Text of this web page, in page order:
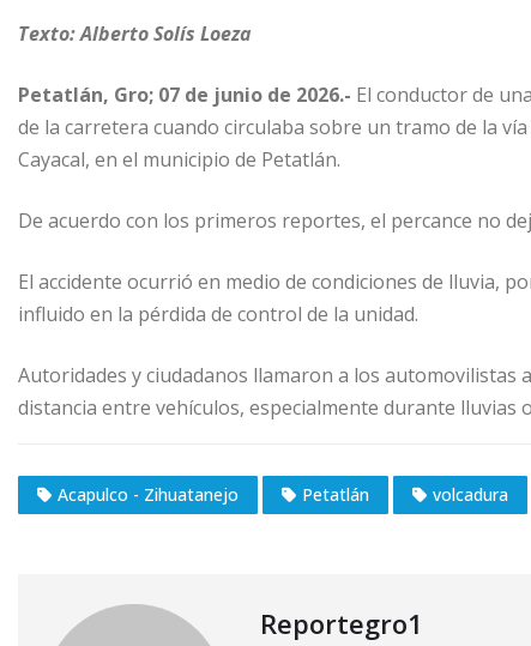
Texto: Alberto Solís Loeza
Petatlán, Gro; 07 de junio de 2026.- El conductor de
de la carretera cuando circulaba sobre un tramo de la
Cayacal, en el municipio de Petatlán.
De acuerdo con los primeros reportes, el percance no
El accidente ocurrió en medio de condiciones de lluvia,
influido en la pérdida de control de la unidad.
Autoridades y ciudadanos llamaron a los automovilistas
distancia entre vehículos, especialmente durante lluvias
Acapulco - Zihuatanejo Petatlán volcadura
Reportegro1